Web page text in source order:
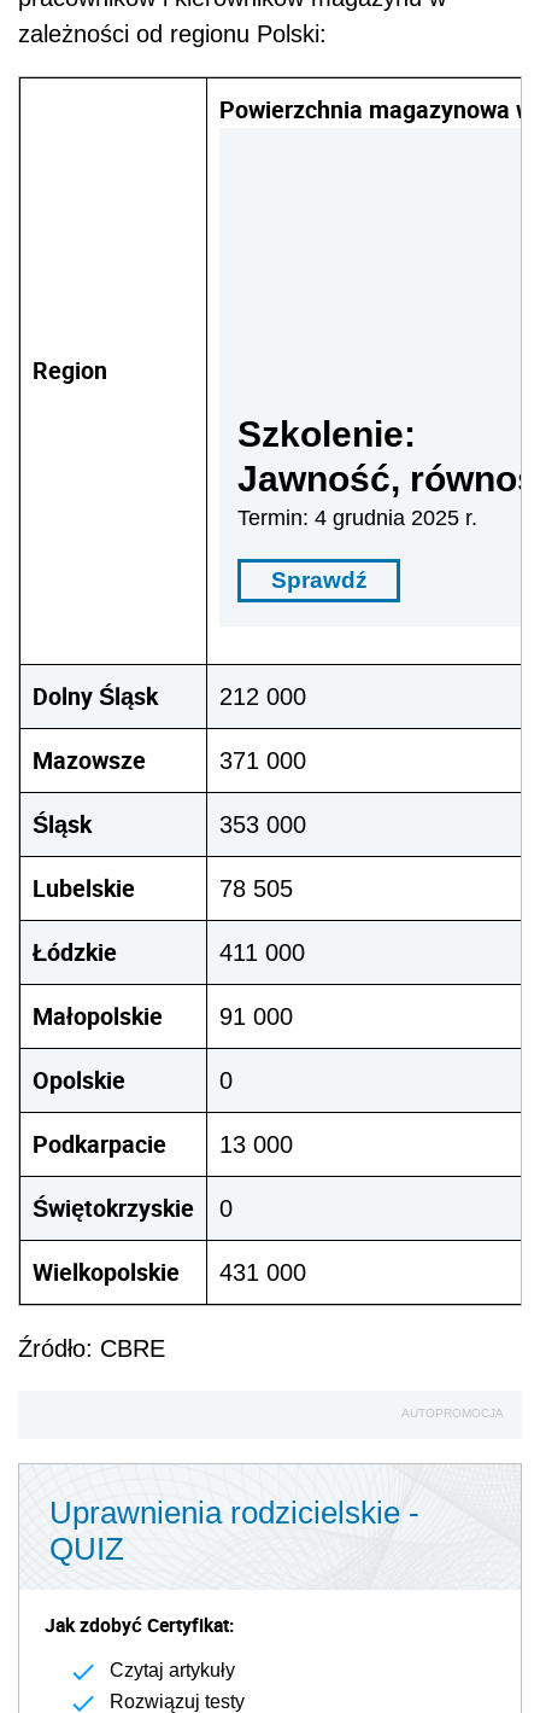
zależności od regionu Polski:
Region
Powierzchnia magazynowa
Szkolenie:
Jawność,
Termin: 4 grudnia 2025 r.
Sprawdź
Dolny Śląsk 212 000
Mazowsze 371 000
Śląsk 353 000
Lubelskie 78 505
Łódzkie 411 000
Małopolskie 91 000
Opolskie 0
Podkarpacie 13 000
Świętokrzyskie 0
Wielkopolskie 431 000
Źródło: CBRE
AUTOPROMOCJA
Uprawnienia rodzicielskie -
QUIZ
Jak zdobyć Certyfikat:
Czytaj artykuły
Rozwiązuj testy